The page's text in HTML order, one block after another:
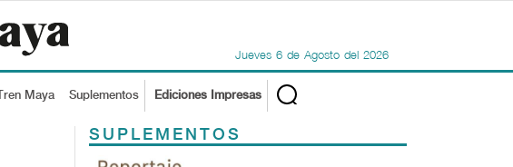
Jueves 6 de Agosto del 2026
Tren Maya Suplementos Ediciones Impresas
SUPLEMENTOS